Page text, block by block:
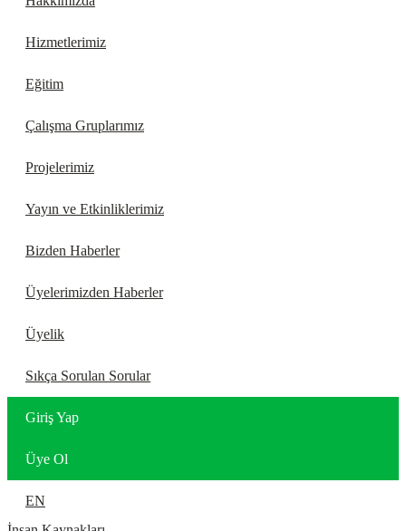
Hizmetlerimiz
Eğitim
Çalışma Gruplarımız
Projelerimiz
Yayın ve Etkinliklerimiz
Bizden Haberler
Üyelerimizden Haberler
Üyelik
Sıkça Sorulan Sorular
Giriş Yap
Üye Ol
EN